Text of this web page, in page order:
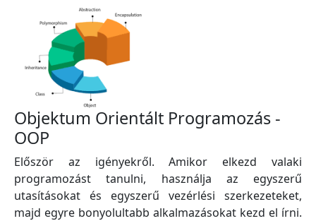
Objektum Orientált Programozás -
OOP
Először az igényekről. Amikor elkezd valaki
programozást tanulni, használja az egyszerű
utasításokat és egyszerű vezérlési szerkezeteket,
majd egyre bonyolultabb alkalmazásokat kezd el írni.